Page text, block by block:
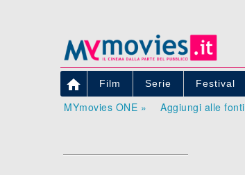
 Film Serie Festival
MYmovies ONE » Aggiungi alle